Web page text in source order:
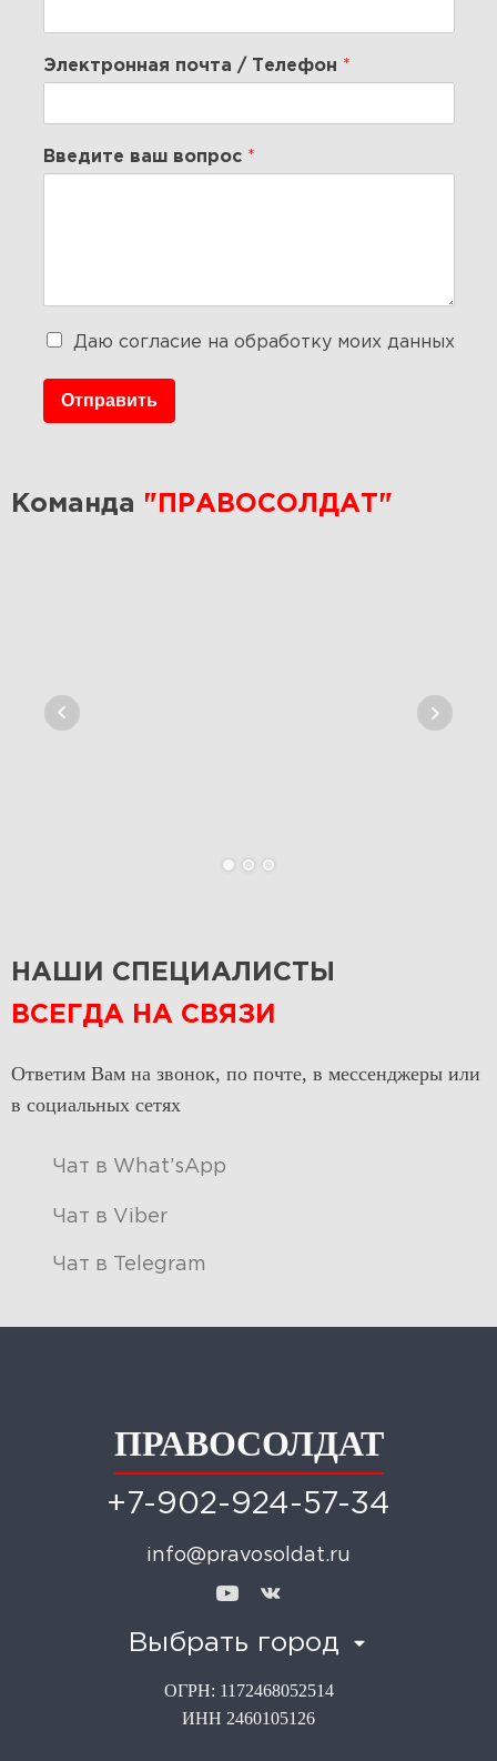
Электронная почта / Телефон *
Введите ваш вопрос *
Даю согласие на обработку моих данных
Отправить
Команда "ПРАВОСОЛДАТ"
НАШИ СПЕЦИАЛИСТЫ
ВСЕГДА НА СВЯЗИ
Ответим Вам на звонок, по почте, в мессенджеры или
в социальных сетях
Чат в What’sApp
Чат в Viber
Чат в Telegram
ПРАВОСОЛДАТ
+7-902-924-57-34
info@pravosoldat.ru
Выбрать город
ОГРН: 1172468052514
ИНН 2460105126